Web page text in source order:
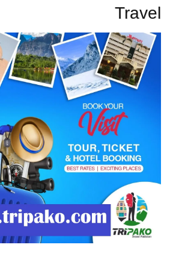
Travel